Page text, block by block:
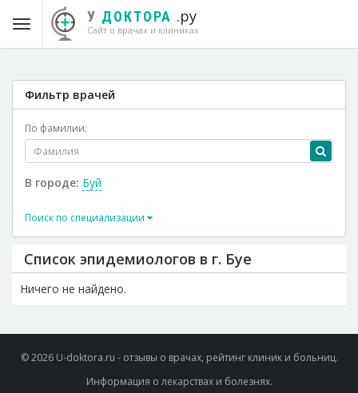
У ДОКТОРА .ру
Сайт о врачах и клиниках
Фильтр врачей
По фамилии:
В городе: Буй
Поиск по специализации
Список эпидемиологов в г. Буе
Ничего не найдено.
© 2026 U-doktora.ru - отзывы о врачах, рейтинг клиник и больниц.
Информация о лекарствах и болезнях.